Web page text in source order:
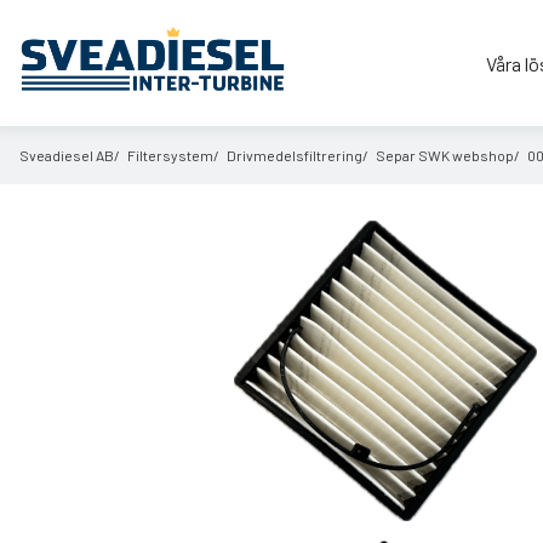
Våra
Sveadiesel AB Filtersystem Drivmedelsfiltrering Separ SWK webshop